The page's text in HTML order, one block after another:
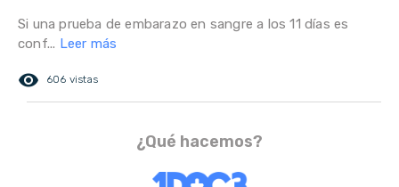
Si una prueba de embarazo en sangre a los 11 días es
conf... Leer más
remove_red_eye 606 vistas
¿Qué hacemos?